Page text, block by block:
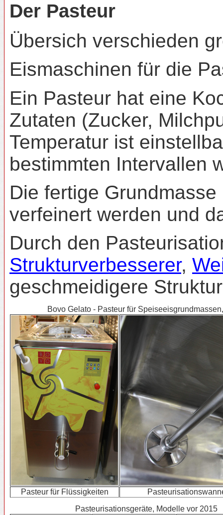
Der Pasteur
Übersich verschieden
Eismaschinen für die
Ein Pasteur hat eine
Zutaten (Zucker,
Temperatur ist
bestimmten Intervallen
Die fertige
verfeinert werden und
Durch den
Strukturverbesserer,
geschmeidigere
Bovo Gelato - Pasteur für
Pasteur für Flüssigkeiten
Pasteurisationsgeräte, Modelle vor 2015